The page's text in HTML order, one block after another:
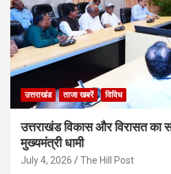
उत्तराखंड ताजा खबरें विविध
उत्तराखंड विकास और विरासत का
मुख्यमंत्री धामी
July 4, 2026 The Hill Post